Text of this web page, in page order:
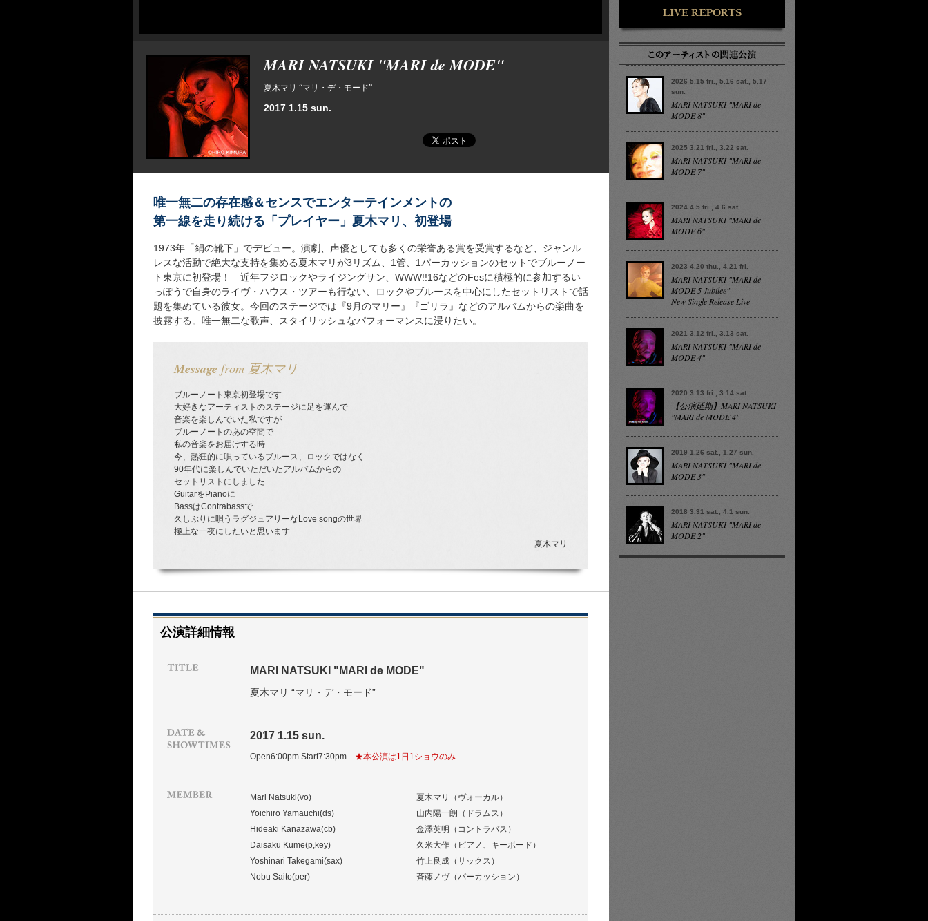
MARI NATSUKI "MARI de MODE"
夏木マリ “マリ・デ・モード”
2017 1.15 sun.
唯一無二の存在感＆センスでエンターテインメントの
第一線を走り続ける「プレイヤー」夏木マリ、初登場
1973年「絹の靴下」でデビュー。演劇、声優としても多くの栄誉ある賞を受賞するなど、ジャンル
レスな活動で絶大な支持を集める夏木マリが3リズム、1管、1パーカッションのセットでブルーノー
ト東京に初登場！ 近年フジロックやライジングサン、WWW!!16などのFesに積極的に参加するい
っぽうで自身のライヴ・ハウス・ツアーも行ない、ロックやブルースを中心にしたセットリストで話
題を集めている彼女。今回のステージでは『9月のマリー』『ゴリラ』などのアルバムからの楽曲を
披露する。唯一無二な歌声、スタイリッシュなパフォーマンスに浸りたい。
Message from 夏木マリ
ブルーノート東京初登場です
大好きなアーティストのステージに足を運んで
音楽を楽しんでいた私ですが
ブルーノートのあの空間で
私の音楽をお届けする時
今、熱狂的に唄っているブルース、ロックではなく
90年代に楽しんでいただいたアルバムからの
セットリストにしました
GuitarをPianoに
BassはContrabassで
久しぶりに唄うラグジュアリーなLove songの世界
極上な一夜にしたいと思います
夏木マリ
公演詳細情報
MARI NATSUKI "MARI de MODE"
夏木マリ “マリ・デ・モード”
2017 1.15 sun.
Open6:00pm Start7:30pm ★本公演は1日1ショウのみ
Mari Natsuki(vo)
夏木マリ（ヴォーカル）
Yoichiro Yamauchi(ds)
山内陽一朗（ドラムス）
Hideaki Kanazawa(cb)
金澤英明（コントラバス）
Daisaku Kume(p,key)
久米大作（ピアノ、キーボード）
Yoshinari Takegami(sax)
竹上良成（サックス）
Nobu Saito(per)
斉藤ノヴ（パーカッション）
2026 5.15 fri., 5.16 sat., 5.17
sun.
MARI NATSUKI "MARI de
MODE 8"
2025 3.21 fri., 3.22 sat.
MARI NATSUKI "MARI de
MODE 7"
2024 4.5 fri., 4.6 sat.
MARI NATSUKI "MARI de
MODE 6"
2023 4.20 thu., 4.21 fri.
MARI NATSUKI "MARI de
MODE 5 Jubilee"
New Single Release Live
2021 3.12 fri., 3.13 sat.
MARI NATSUKI "MARI de
MODE 4"
2020 3.13 fri., 3.14 sat.
【公演延期】MARI NATSUKI
"MARI de MODE 4"
2019 1.26 sat., 1.27 sun.
MARI NATSUKI "MARI de
MODE 3"
2018 3.31 sat., 4.1 sun.
MARI NATSUKI "MARI de
MODE 2"